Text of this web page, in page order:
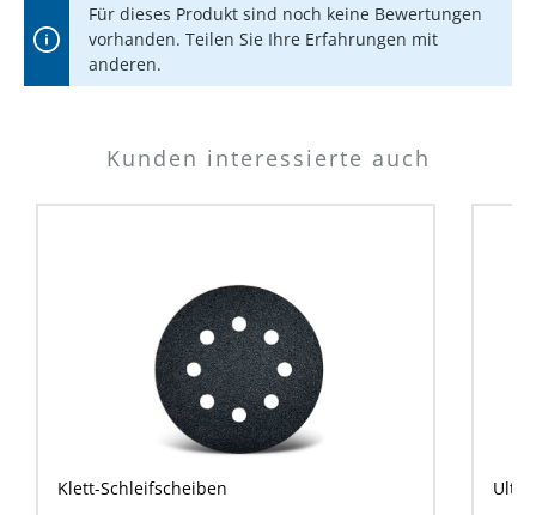
Für dieses Produkt sind noch keine Bewertungen
vorhanden. Teilen Sie Ihre Erfahrungen mit
anderen.
Kunden interessierte auch
Klett-Schleifscheiben